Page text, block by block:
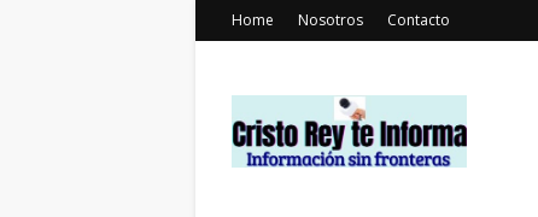
Home Nosotros Contacto